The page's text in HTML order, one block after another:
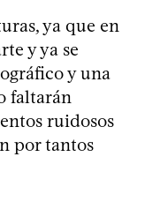
ya que en
y ya se
y una
faltarán
ruidosos
por tantos